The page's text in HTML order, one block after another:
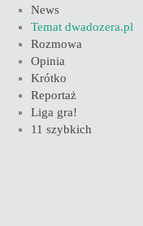
News
Temat dwadozera.pl
Rozmowa
Opinia
Krótko
Reportaż
Liga gra!
11 szybkich